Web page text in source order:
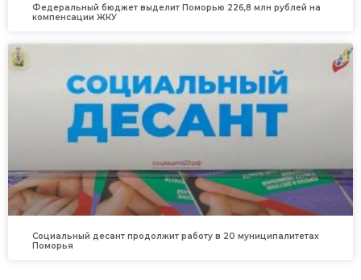
Федеральный бюджет выделит Поморью 226,8 млн рублей на
компенсации ЖКУ
Социальный десант продолжит работу в 20 муниципалитетах
Поморья